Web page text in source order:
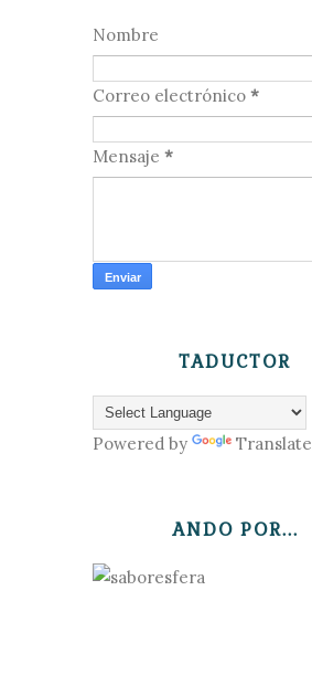
Nombre
Correo electrónico *
Mensaje *
TADUCTOR
Powered by Translate
ANDO POR...